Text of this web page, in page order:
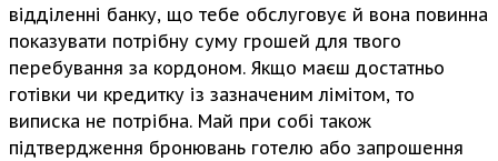
відділенні банку, що тебе обслуговує й вона повинна
показувати потрібну суму грошей для твого
перебування за кордоном. Якщо маєш достатньо
готівки чи кредитку із зазначеним лімітом, то
виписка не потрібна. Май при собі також
підтвердження бронювань готелю або запрошення